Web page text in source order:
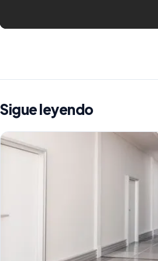
Sigue leyendo